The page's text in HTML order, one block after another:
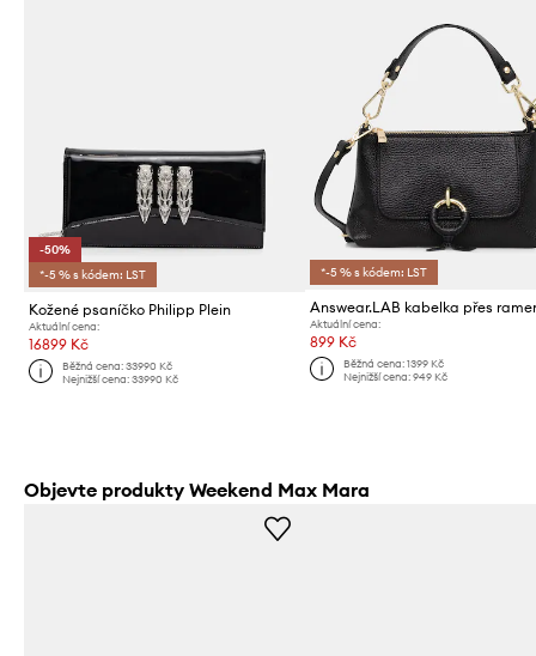
-50%
*-5 % s kódem: LST
Kožené psaníčko Philipp Plein
Aktuální cena:
16899 Kč
Běžná cena:33990 Kč
Nejnižší cena:33990 Kč
*-5 % s kódem: LST
Aktuální cena:
899 Kč
Běžná cena: 1399 Kč
Nejnižší cena: 949 Kč
Objevte produkty Weekend Max Mara